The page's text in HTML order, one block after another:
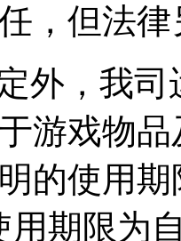
，但法
外，我
于游戏物
的使用期
用期限为